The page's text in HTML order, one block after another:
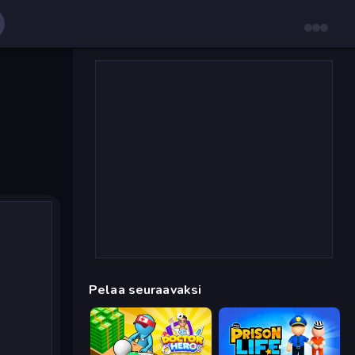
Pelaa seuraavaksi